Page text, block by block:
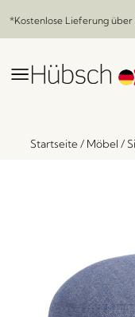
*Kostenlose Lieferung über
Startseite/ Möbel /